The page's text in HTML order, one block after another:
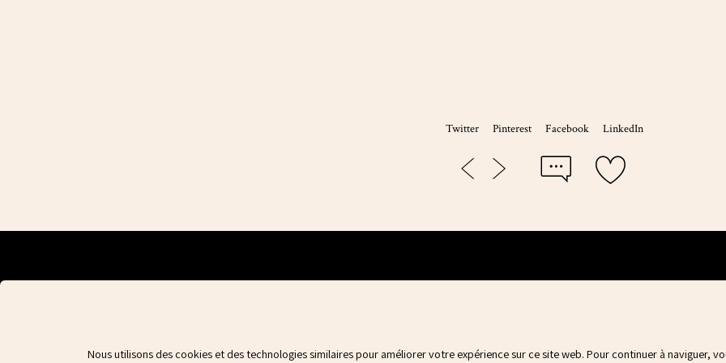
Twitter Pinterest Facebook LinkedIn
Nous utilisons des cookies et des technologies similaires pour améliorer votre expérience sur ce site web. Pour continuer à naviguer,